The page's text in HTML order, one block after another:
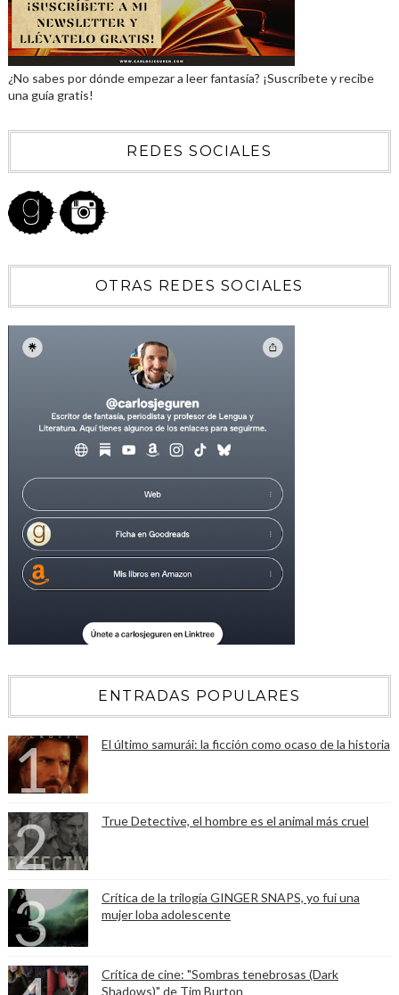
¿No sabes por dónde empezar a leer fantasía? ¡Suscríbete y recibe
una guía gratis!
REDES SOCIALES
OTRAS REDES SOCIALES
ENTRADAS POPULARES
El último samurái: la ficción como ocaso de la historia
True Detective, el hombre es el animal más cruel
Crítica de la trilogía GINGER SNAPS, yo fui una
mujer loba adolescente
Crítica de cine: "Sombras tenebrosas (Dark
Shadows)" de Tim Burton